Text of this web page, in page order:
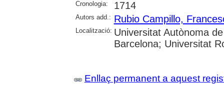
Cronologia: 1714
Autors add.: Rubio Campillo,
Localització: Universitat Autònoma
Barcelona; Universitat
Enllaç permanent a aquest